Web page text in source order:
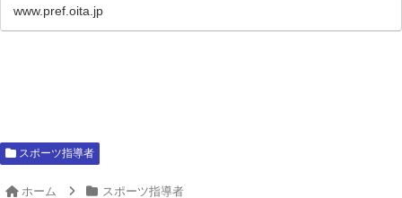
www.pref.oita.jp
スポーツ指導者
ホーム スポーツ指導者